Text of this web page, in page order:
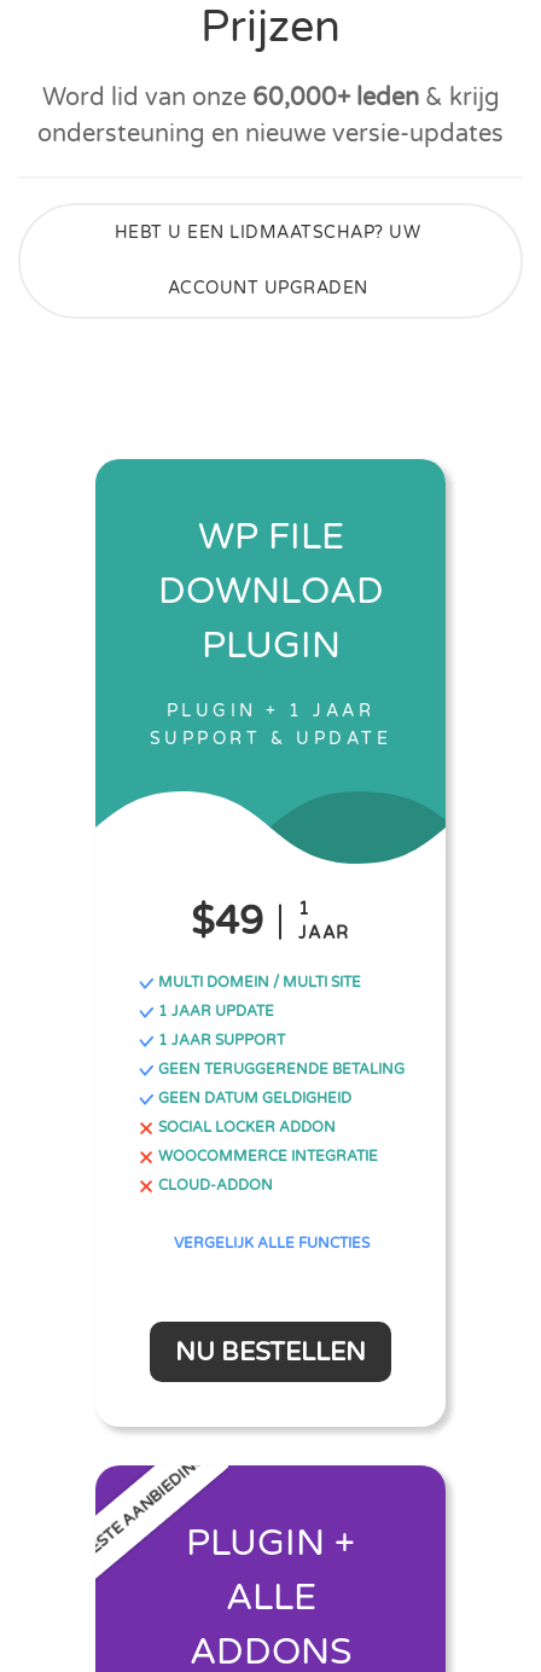
Prijzen
Word lid van onze 60,000+ leden& krijg
ondersteuning en nieuwe versie-updates
HEBT U EEN LIDMAATSCHAP? UW
ACCOUNT UPGRADEN
WP FILE
DOWNLOAD
PLUGIN
PLUGIN + 1 JAAR
SUPPORT & UPDATE
$49
1
JAAR
MULTI DOMEIN / MULTI SITE
1 JAAR UPDATE
1 JAAR SUPPORT
GEEN TERUGGERENDE BETALING
GEEN DATUM GELDIGHEID
SOCIAL LOCKER ADDON
WOOCOMMERCE INTEGRATIE
CLOUD-ADDON
VERGELIJK ALLE FUNCTIES
NU BESTELLEN
BESTE AANBIEDINGPLUGIN +
ALLE
ADDONS